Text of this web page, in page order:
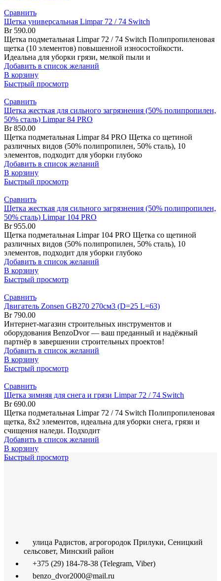
Сравнить
Щетка универсальная Limpar 72 / 74 Switch
Br590.00
Щетка подметальная Limpar 72 / 74 Switch Полипропиленовая
щетка (10 элементов) повышенной износостойкости.
Идеальна для уборки грязи, мелкой пыли и
Добавить в список желаний
В корзину
Быстрый просмотр
Сравнить
Щетка жесткая для сильного загрязнения (50% полипропилен,
50% сталь) Limpar 84 PRO
Br850.00
Щетка подметальная Limpar 84 PRO Щетка со щетиной
различных видов (50% полипропилен, 50% сталь), 10
элементов, подходит для уборки глубоко
Добавить в список желаний
В корзину
Быстрый просмотр
Сравнить
Щетка жесткая для сильного загрязнения (50% полипропилен,
50% сталь) Limpar 104 PRO
Br955.00
Щетка подметальная Limpar 104 PRO Щетка со щетиной
различных видов (50% полипропилен, 50% сталь), 10
элементов, подходит для уборки глубоко
Добавить в список желаний
В корзину
Быстрый просмотр
Сравнить
Двигатель Zonsen GB270 270см3 (D=25 L=63)
Br790.00
Интернет-магазин строительных инструментов и
оборудования BenzoDvor — ваш преданный и надёжный
партнёр в завершении строительных проектов!
Добавить в список желаний
В корзину
Быстрый просмотр
Сравнить
Щетка зимняя для снега и грязи Limpar 72 / 74 Switch
Br690.00
Щетка подметальная Limpar 72 / 74 Switch Полипропиленовая
щетка, 8х2 элементов, идеальна для уборки снега, грязи и
счищения наледи. Подходит
Добавить в список желаний
В корзину
Быстрый просмотр
улица Радистов, агрогородок Прилуки, Сеницкий
сельсовет, Минский район
+375 (29) 184-78-38 (Telegram, Viber)
benzo_dvor2000@mail.ru